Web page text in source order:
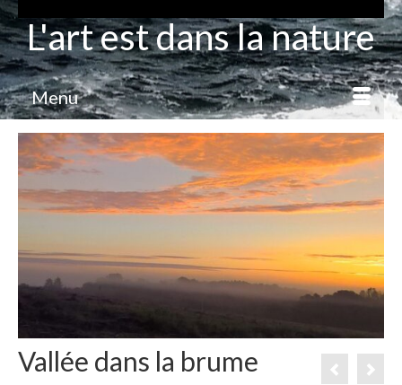
L'art est dans la nature
Menu
Vallée dans la brume